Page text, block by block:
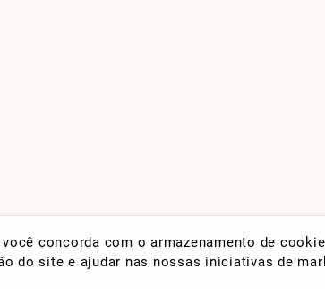
concorda com o armazenamento de
do site e ajudar nas nossas iniciativas de